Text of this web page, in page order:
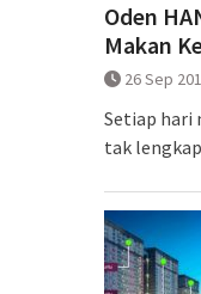
Oden
Makan
26 Sep
Setiap hari
tak